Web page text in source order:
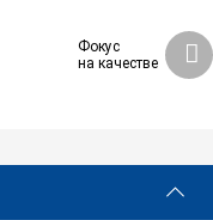
Фокус
на качестве
Купить